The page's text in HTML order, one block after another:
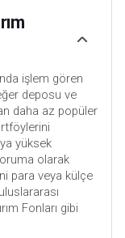
işlem gören
deposu ve
daha az popüler
yüksek
olarak
para veya külçe
Fonları gibi